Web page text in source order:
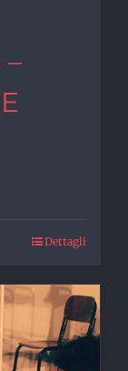
Dettagli